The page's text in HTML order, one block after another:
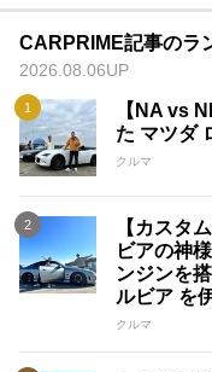
CARPRIME記事のラ
2026.08.06UP
【NA vs
た マツダ
クルマ
【カスタ
ビアの神
ンジンを
ルビア を
クルマ